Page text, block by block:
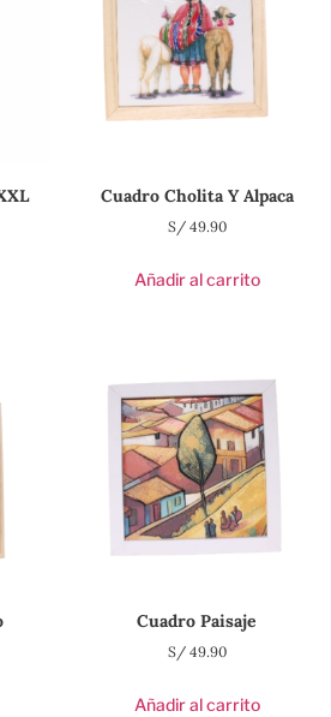
Cuadro Cholita Y Alpaca
S/49.90
Añadir al carrito
Cuadro Paisaje
S/49.90
Añadir al carrito